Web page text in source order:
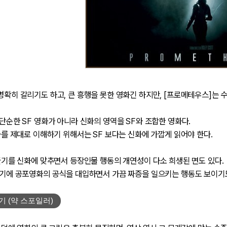
명확히 갈리기도 하고, 큰 흥행을 못한 영화긴 하지만, [프로메테우스]는
단순한 SF 영화가 아니라 신화의 영역을 SF와 조합한 영화다.
를 제대로 이해하기 위해서는 SF 보다는 신화에 가깝게 읽어야 한다.
기를 신화에 맞추면서 등장인물 행동의 개연성이 다소 희생된 면도 있다.
기에 공포영화의 공식을 대입하면서 가끔 짜증을 일으키는 행동도 보이
(약 스포일러)